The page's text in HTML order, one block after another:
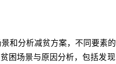
和分析减贫方案，不同要
困场景与原因分析，包括发